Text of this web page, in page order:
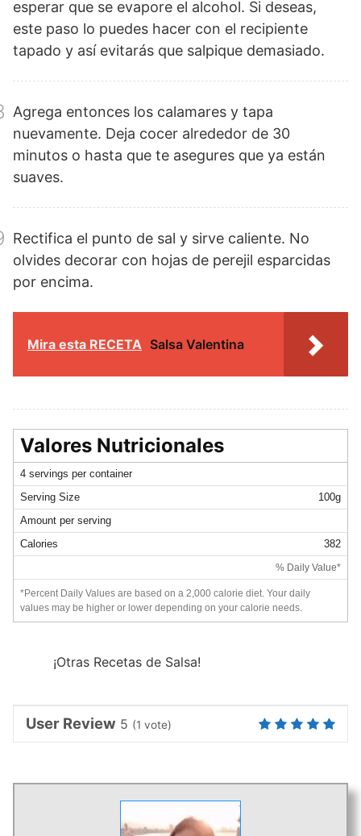
esperar que se evapore el alcohol. Si deseas,
este paso lo puedes hacer con el recipiente
tapado y así evitarás que salpique demasiado.
Agrega entonces los calamares y tapa
nuevamente. Deja cocer alrededor de 30
minutos o hasta que te asegures que ya están
suaves.
Rectifica el punto de sal y sirve caliente. No
olvides decorar con hojas de perejil esparcidas
por encima.
Mira esta RECETA Salsa Valentina
Valores Nutricionales
4 servings per container
Serving Size
100g
Amount per serving
Calories
382
% Daily Value*
*Percent Daily Values are based on a 2,000 calorie diet. Your daily
values may be higher or lower depending on your calorie needs.
¡Otras Recetas de Salsa!
User Review 5 (1 vote)